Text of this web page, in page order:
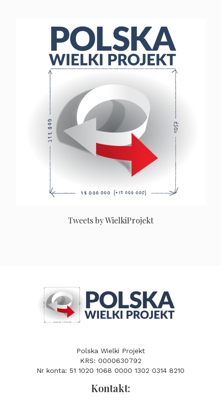
Tweets by WielkiProjekt
Polska Wielki Projekt
KRS: 0000630792
Nr konta: 51 1020 1068 0000 1302 0314 8210
Kontakt: